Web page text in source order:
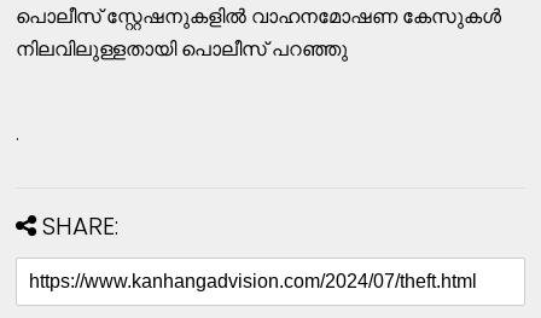
പൊലീസ് സ്റ്റേഷനുകളില്‍ വാഹനമോഷണ കേസുകള്‍
നിലവിലുള്ളതായി പൊലീസ് പറഞ്ഞു
.
SHARE: